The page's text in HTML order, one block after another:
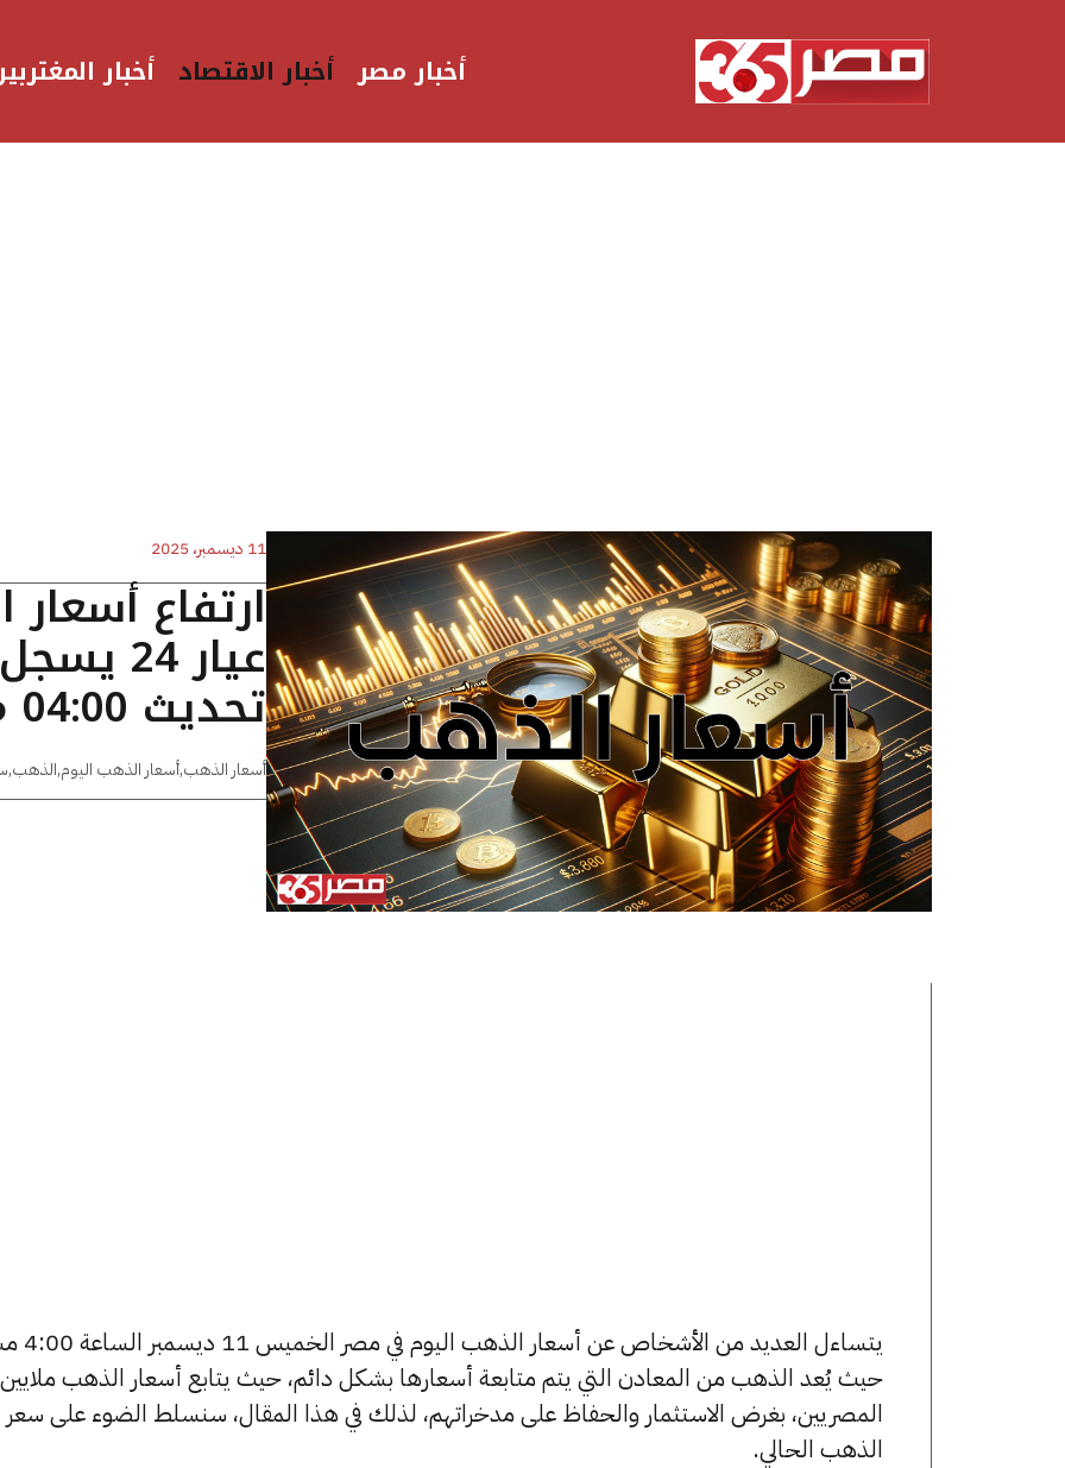
أخبار مصر أخبار الاقتصاد أخبار
11 ديسمبر، 2025
ارتفاع
تحديث 04:00 مساءًا
أسعار الذهب,أسعار الذهب اليوم,الذهب,
يتساءل العديد من
حيث يُعد الذهب من المعادن التي يتم متابعة أسعارها بشكل دائم، حيث يتابع أسعار الذهب ملايين
المصريين، بغرض الاستثمار والحفاظ على مدخراتهم، لذلك في هذا المقال، سنسلط الضوء على سعر
الذهب الحالي.